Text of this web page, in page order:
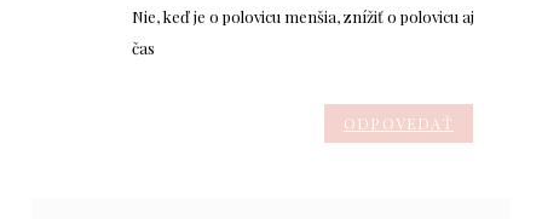
Nie, keď je o polovicu menšia, znížiť o polovicu aj
čas
ODPOVEDAŤ